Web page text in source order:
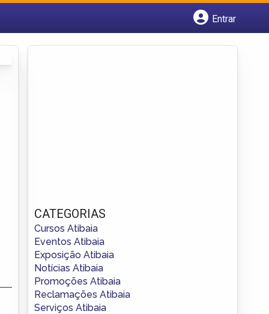
Entrar
CATEGORIAS
Cursos Atibaia
Eventos Atibaia
Exposição Atibaia
Notícias Atibaia
Promoções Atibaia
Reclamações Atibaia
Serviços Atibaia